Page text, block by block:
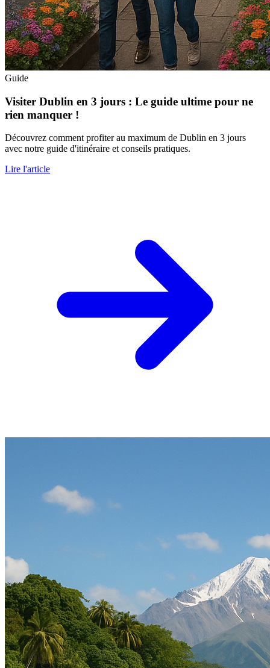
Guide
Visiter Dublin en 3 jours : Le guide ultime pour ne
rien manquer !
Découvrez comment profiter au maximum de Dublin en 3 jours
avec notre guide d'itinéraire et conseils pratiques.
Lire l'article